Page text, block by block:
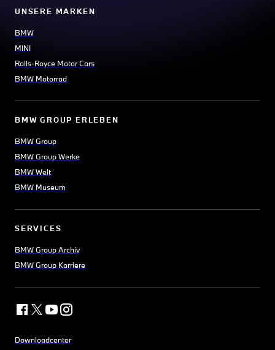
UNSERE MARKEN
BMW
MINI
Rolls-Royce Motor Cars
BMW Motorrad
BMW GROUP ERLEBEN
BMW Group
BMW Group Werke
BMW Welt
BMW Museum
SERVICES
BMW Group Archiv
BMW Group Karriere
Downloadcenter